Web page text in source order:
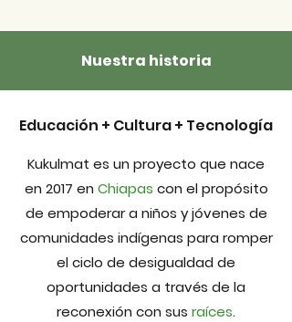
Nuestra historia
Educación + Cultura + Tecnología
Kukulmat es un proyecto que nace
en 2017 en Chiapas con el propósito
de empoderar a niños y jóvenes de
comunidades indígenas para romper
el ciclo de desigualdad de
oportunidades a través de la
reconexión con sus raíces.